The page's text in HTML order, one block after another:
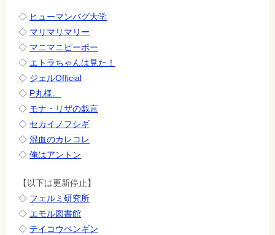
◇ ヒューマンバグ大学
◇ マリマリマリー
◇ マニマニピーポー
◇ エトラちゃんは見た！
◇ ジェルOfficial
◇ P丸様。
◇ モナ・リザの戯言
◇ セカイノフシギ
◇ 混血のカレコレ
◇ 俺はアントン
【以下は更新停止】
◇ フェルミ研究所
◇ エモル図書館
◇ テイコウペンギン